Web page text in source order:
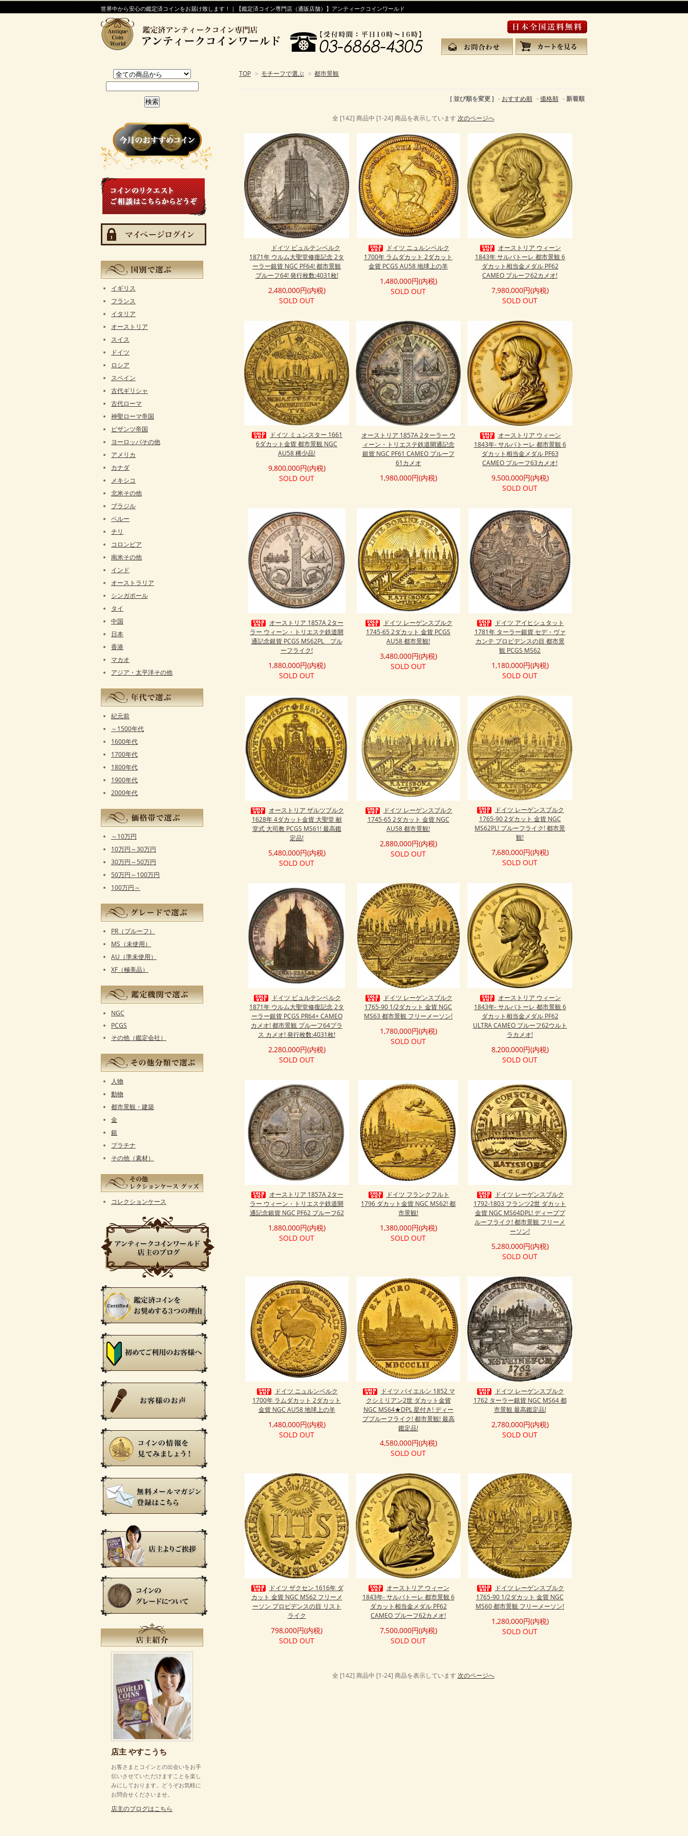
世界中から安心の鑑定済コインをお届け致します！｜【鑑定済コイン専門店（通販店舗）】アンティークコインワールド
TOP > モチーフで選ぶ > 都市景観
[ 並び順を変更 ] - おすすめ順 -価格順 -新着順
全 [142] 商品中 [1-24] 商品を表示しています 次のページへ
ドイツ ビュルテンベルク
1871年 ウルム大聖堂修復記念 2タ
ーラー銀貨 NGC PF64! 都市景観
プルーフ64! 発行枚数:4031枚!
2,480,000円(内税)
SOLD OUT
ドイツ ニュルンベルク
1700年 ラムダカット 2ダカット
金貨 PCGS AU58 地球上の羊
1,480,000円(内税)
SOLD OUT
オーストリア ウィーン
1843年 サルバトーレ 都市景観 6
ダカット相当金メダル PF62
CAMEO プルーフ62カメオ!
7,980,000円(内税)
SOLD OUT
ドイツ ミュンスター 1661
6ダカット金貨 都市景観 NGC
AU58 稀少品!
9,800,000円(内税)
SOLD OUT
オーストリア 1857A 2ターラー ウ
ィーン・トリエステ鉄道開通記念
銀貨 NGC PF61 CAMEO プルーフ
61カメオ
1,980,000円(内税)
オーストリア ウィーン
1843年- サルバトーレ 都市景観 6
ダカット相当金メダル PF63
CAMEO プルーフ63カメオ!
9,500,000円(内税)
SOLD OUT
オーストリア 1857A 2ター
ラー ウィーン・トリエステ鉄道開
通記念銀貨 PCGS MS62PL プル
ーフライク!
1,880,000円(内税)
SOLD OUT
ドイツ レーゲンスブルク
1745-65 2ダカット 金貨 PCGS
AU58 都市景観!
3,480,000円(内税)
SOLD OUT
ドイツ アイヒシュタット
1781年 ターラー銀貨 セデ・ヴァ
カンテ プロビデンスの目 都市景
観 PCGS MS62
1,180,000円(内税)
SOLD OUT
オーストリア ザルツブルク
1628年 4ダカット金貨 大聖堂 献
堂式 大司教 PCGS MS61! 最高鑑
定品!
5,480,000円(内税)
SOLD OUT
ドイツ レーゲンスブルク
1745-65 2ダカット 金貨 NGC
AU58 都市景観!
2,880,000円(内税)
SOLD OUT
ドイツ レーゲンスブルク
1765-90 2ダカット 金貨 NGC
MS62PL! プルーフライク! 都市景
観!
7,680,000円(内税)
SOLD OUT
ドイツ ビュルテンベルク
1871年 ウルム大聖堂修復記念 2タ
ーラー銀貨 PCGS PR64+ CAMEO
カメオ! 都市景観 プルーフ64プラ
ス カメオ! 発行枚数:4031枚!
2,280,000円(内税)
SOLD OUT
ドイツ レーゲンスブルク
1765-90 1/2ダカット 金貨 NGC
MS63 都市景観 フリーメーソン!
1,780,000円(内税)
SOLD OUT
オーストリア ウィーン
1843年- サルバトーレ 都市景観 6
ダカット相当金メダル PF62
ULTRA CAMEO プルーフ62ウルト
ラカメオ!
8,200,000円(内税)
SOLD OUT
オーストリア 1857A 2ター
ラー ウィーン・トリエステ鉄道開
通記念銀貨 NGC PF62 プルーフ62
1,880,000円(内税)
SOLD OUT
ドイツ フランクフルト
1796 ダカット金貨 NGC MS62! 都
市景観!
1,380,000円(内税)
SOLD OUT
ドイツ レーゲンスブルク
1792-1803 フランツ2世 ダカット
金貨 NGC MS64DPL! ディーププ
ルーフライク! 都市景観 フリーメ
ーソン!
5,280,000円(内税)
SOLD OUT
ドイツ ニュルンベルク
1700年 ラムダカット 2ダカット
金貨 NGC AU58 地球上の羊
1,480,000円(内税)
SOLD OUT
ドイツ バイエルン 1852 マ
クシミリアン2世 ダカット金貨
NGC MS64★DPL 星付き! ディー
ププルーフライク! 都市景観! 最高
鑑定品!
4,580,000円(内税)
SOLD OUT
ドイツ レーゲンスブルク
1762 ターラー銀貨 NGC MS64 都
市景観 最高鑑定品!
2,780,000円(内税)
SOLD OUT
ドイツ ザクセン 1616年 ダ
カット 金貨 NGC MS62 フリーメ
ーソン プロビデンスの目 リスト
ライク
798,000円(内税)
SOLD OUT
オーストリア ウィーン
1843年- サルバトーレ 都市景観 6
ダカット相当金メダル PF62
CAMEO プルーフ62カメオ!
7,500,000円(内税)
SOLD OUT
ドイツ レーゲンスブルク
1765-90 1/2ダカット 金貨 NGC
MS60 都市景観 フリーメーソン!
1,280,000円(内税)
SOLD OUT
全 [142] 商品中 [1-24] 商品を表示しています 次のページへ
イギリス
フランス
イタリア
オーストリア
スイス
ドイツ
ロシア
スペイン
古代ギリシャ
古代ローマ
神聖ローマ帝国
ビザンツ帝国
ヨーロッパその他
アメリカ
カナダ
メキシコ
北米その他
ブラジル
ペルー
チリ
コロンビア
南米その他
インド
オーストラリア
シンガポール
タイ
中国
日本
香港
マカオ
アジア・太平洋その他
紀元前
～1500年代
1600年代
1700年代
1800年代
1900年代
2000年代
～10万円
10万円～30万円
30万円～50万円
50万円～100万円
100万円～
PR（プルーフ）
MS（未使用）
AU（準未使用）
XF（極美品）
NGC
PCGS
その他（鑑定会社）
人物
動物
都市景観・建築
金
銀
プラチナ
その他（素材）
コレクションケース
店主 やすこうち
お客さまとコインとの出会いをお手
伝いさせていただけますことを楽し
みにしております。どうぞお気軽に
お問合せくださいませ。
店主のブログはこちら